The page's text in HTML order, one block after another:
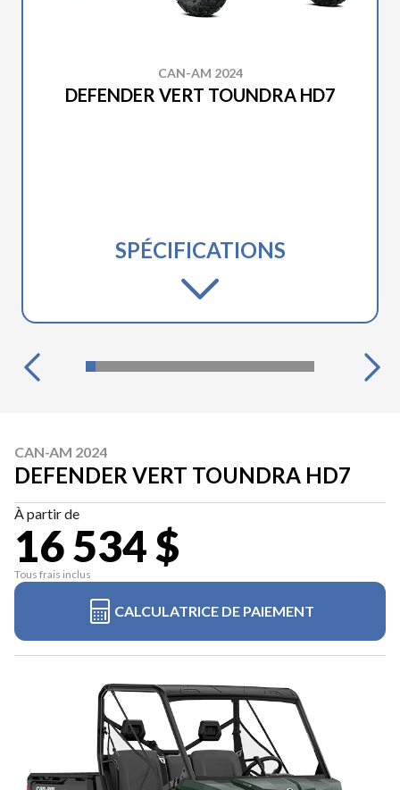
CAN-AM 2024
DEFENDER VERT TOUNDRA HD7
SPÉCIFICATIONS
CAN-AM 2024
DEFENDER VERT TOUNDRA HD7
À partir de
16 534 $
Tous frais inclus
CALCULATRICE DE PAIEMENT